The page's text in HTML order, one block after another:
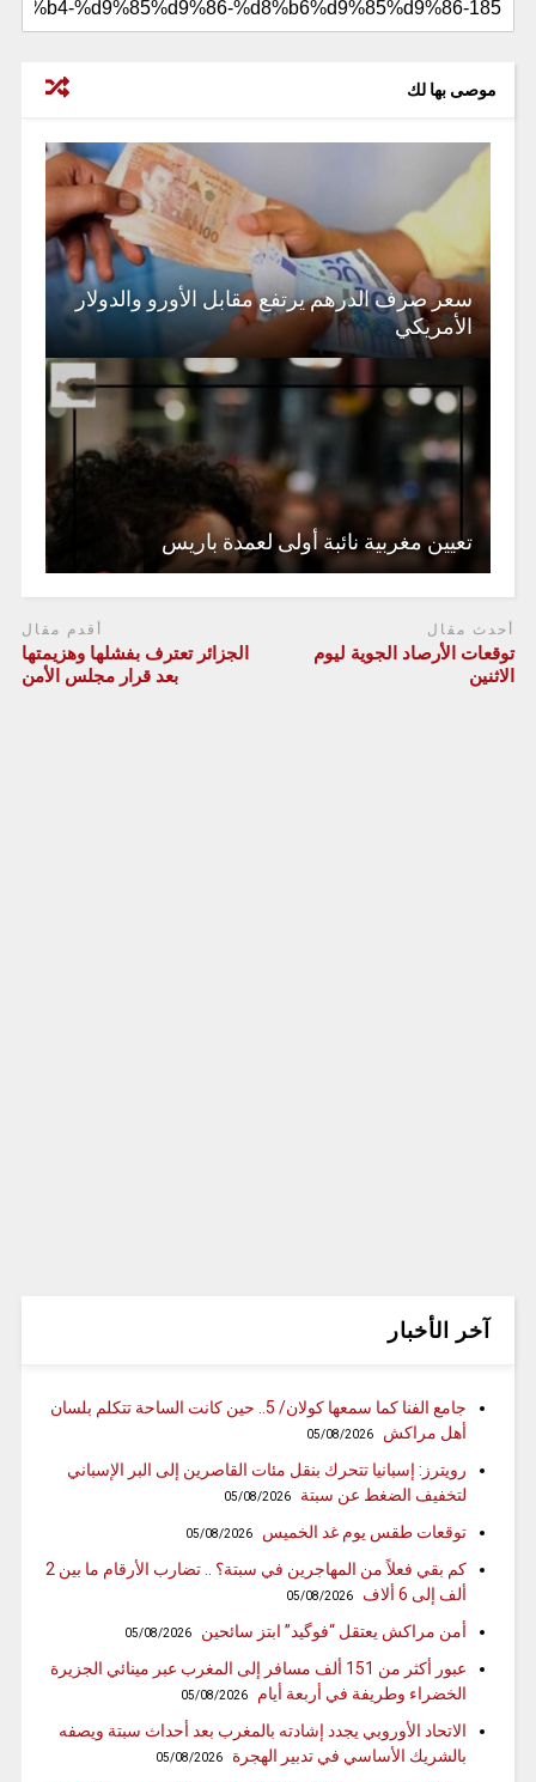
موصى بها لك
سعر صرف الدرهم يرتفع مقابل الأورو والدولار
الأمريكي
تعيين مغربية نائبة أولى لعمدة باريس
أحدث مقال
توقعات الأرصاد الجوية ليوم
الاثنين
أقدم مقال
الجزائر تعترف بفشلها وهزيمتها
بعد قرار مجلس الأمن
آخر الأخبار
جامع الفنا كما سمعها كولان/ 5.. حين كانت الساحة تتكلم بلسان
أهل مراكش
05/08/2026
رويترز: إسبانيا تتحرك بنقل مئات القاصرين إلى البر الإسباني
لتخفيف الضغط عن سبتة
05/08/2026
توقعات طقس يوم غد الخميس 05/08/2026
كم بقي فعلاً من المهاجرين في سبتة؟ .. تضارب الأرقام ما بين 2
ألف إلى 6 ألاف
05/08/2026
أمن مراكش يعتقل “فوگيد” ابتز سائحين 05/08/2026
عبور أكثر من 151 ألف مسافر إلى المغرب عبر مينائي الجزيرة
الخضراء وطريفة في أربعة أيام
05/08/2026
الاتحاد الأوروبي يجدد إشادته بالمغرب بعد أحداث سبتة ويصفه
بالشريك الأساسي في تدبير الهجرة
05/08/2026